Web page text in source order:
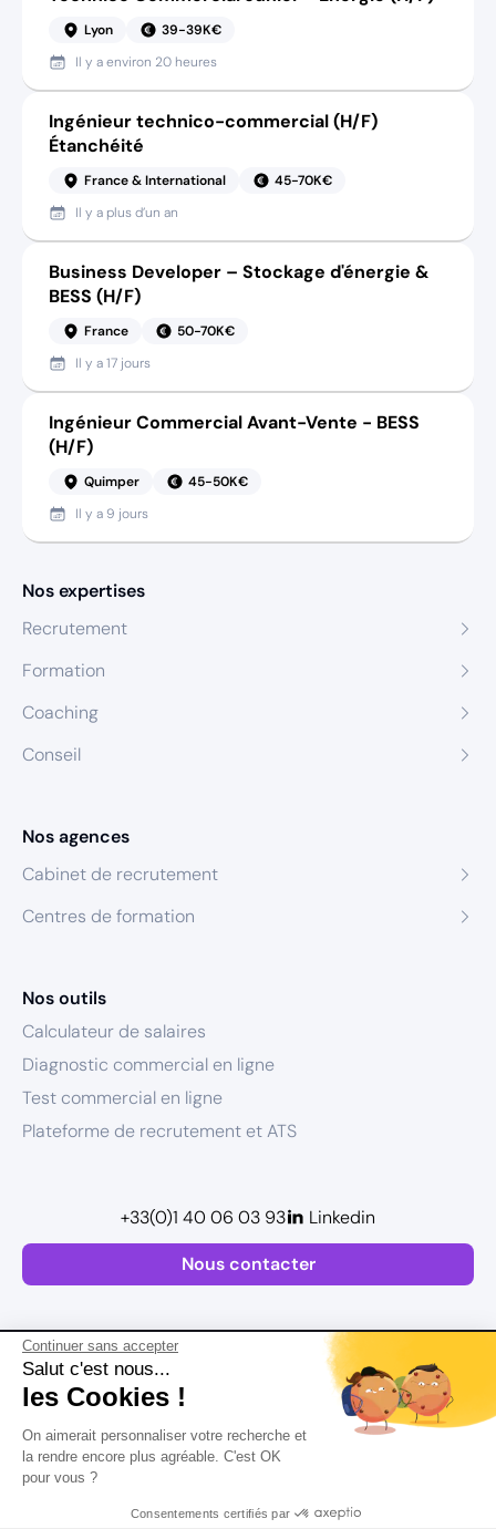
Continuer sans accepter
Salut c'est nous...
les Cookies !
On aimerait personnaliser votre recherche et
la rendre encore plus agréable. C'est OK
pour vous ?
Consentements certifiés par
Lyon
39-39K€
Il y aenviron 20 heures
Ingénieur technico-commercial (H/F)
Étanchéité
France & International
45-70K€
Il y a plus d’un an
Business Developer – Stockage d'énergie &
BESS (H/F)
France
50-70K€
Il y a17 jours
Ingénieur Commercial Avant-Vente - BESS
(H/F)
Quimper
45-50K€
Il y a 9 jours
Nos expertises
Recrutement
Formation
Coaching
Conseil
Nos agences
Cabinet de recrutement
Centres de formation
Nos outils
Calculateur de salaires
Diagnostic commercial en ligne
Test commercial en ligne
Plateforme de recrutement et ATS
Nous contacter
+33(0)1 40 06 03 93 Linkedin
Plan de site
Mentions légales
Conditions Générales d’Utilisation